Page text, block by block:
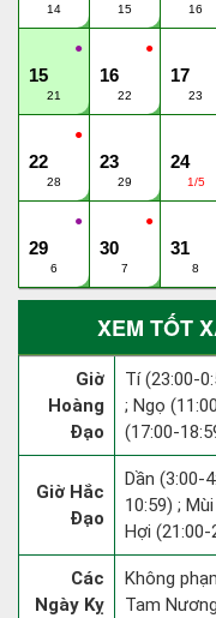
14 15 16
●
15
21
●
16
22
17
23
●
22
28
23
29
24
1/5
●
29
6
●
30
7
31
8
XEM TỐT
Giờ
Hoàng
Đạo
Tí (23:00-
; Ngọ
(17:00-
Giờ Hắc
Đạo
Dần (3:00-
10:59) ;
Hợi (21:00-
Các
Ngày Kỵ
Không
Tam